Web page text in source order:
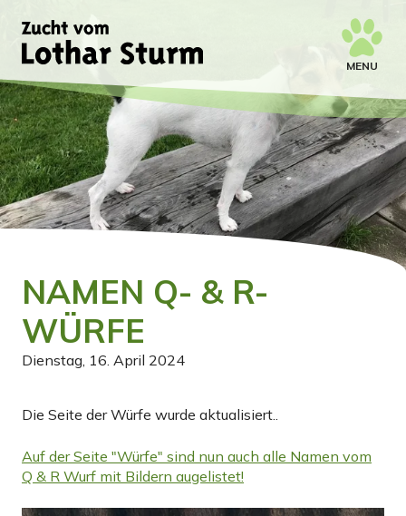
MENU
NAMEN Q- & R-
WÜRFE
Dienstag, 16. April 2024
Die Seite der Würfe wurde aktualisiert..
Auf der Seite "Würfe" sind nun auch alle Namen vom
Q & R Wurf mit Bildern augelistet!